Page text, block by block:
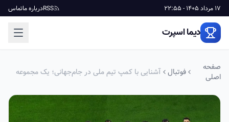
17 مرداد 1405 - 22:55 RSSدرباره ماتماس
دیما اسپرت
صفحه
اصلی
فوتبال آشنایی با کمپ تیم ملی در جام‌جهانی؛ یک مجموعه